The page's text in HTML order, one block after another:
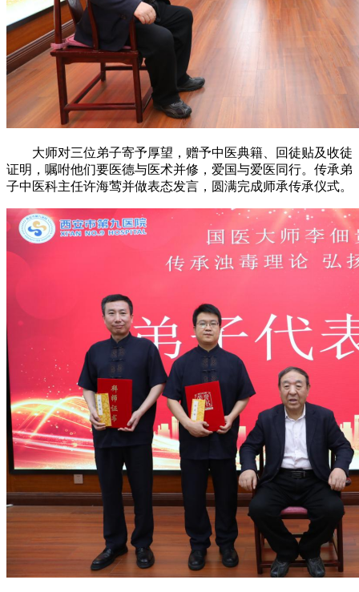
大师对三位弟子寄予厚望，赠予中医典籍、回徒贴及收徒
证明，嘱咐他们要医德与医术并修，爱国与爱医同行。传承弟
子中医科主任许海莺并做表态发言，圆满完成师承传承仪式。